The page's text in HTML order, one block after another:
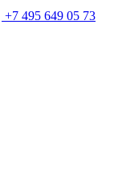
+7 495 649 05 73